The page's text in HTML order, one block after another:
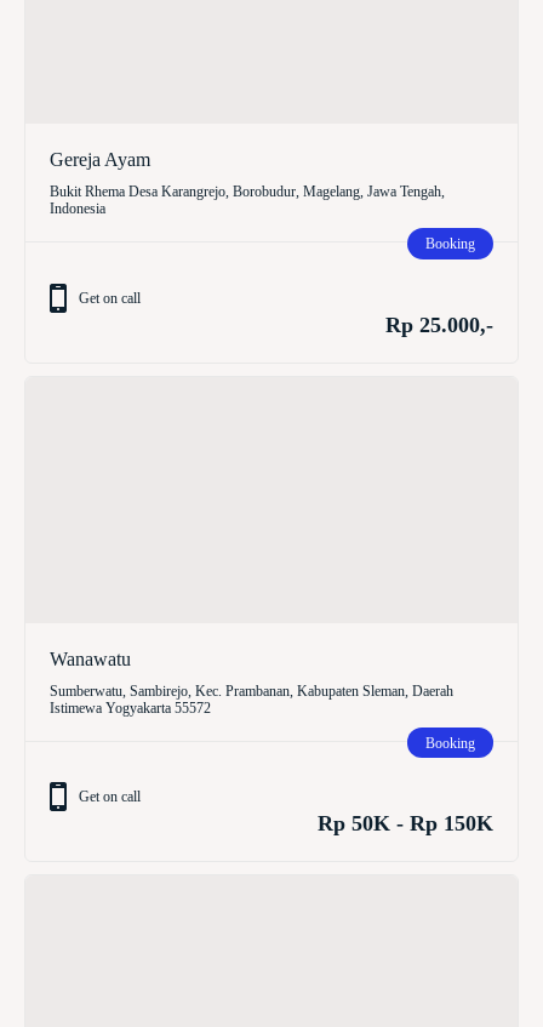
Gereja Ayam
Bukit Rhema Desa Karangrejo, Borobudur, Magelang, Jawa Tengah,
Indonesia
Booking
Get on call
Rp 25.000,-
Wanawatu
Sumberwatu, Sambirejo, Kec. Prambanan, Kabupaten Sleman, Daerah
Istimewa Yogyakarta 55572
Booking
Get on call
Rp 50K - Rp 150K